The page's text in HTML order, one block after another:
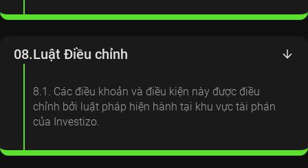
08.Luật Điều chỉnh
8.1. Các điều khoản và điều kiện này được điều
chỉnh bởi luật pháp hiện hành tại khu vực tài phán
của Investizo.